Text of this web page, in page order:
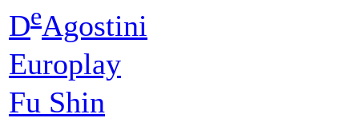
DeAgostini
Europlay
Fu Shin